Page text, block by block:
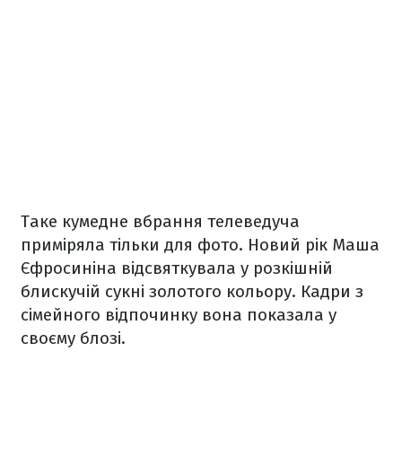
Таке кумедне вбрання телеведуча
приміряла тільки для фото. Новий рік Маша
Єфросиніна відсвяткувала у розкішній
блискучій сукні золотого кольору. Кадри з
сімейного відпочинку вона показала у
своєму блозі.